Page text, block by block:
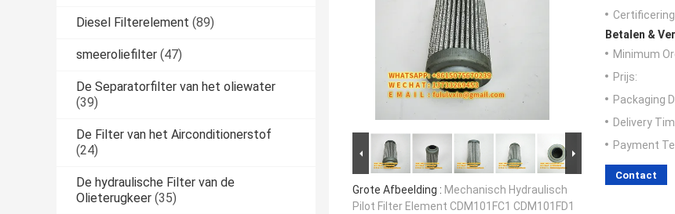
Diesel Filterelement (89)
smeeroliefilter (47)
De Separatorfilter van het oliewater
(39)
De Filter van het Airconditionerstof
(24)
De hydraulische Filter van de
Olieterugkeer (35)
Grote Afbeelding : Mechanisch Hydraulisch
Pilot Filter Element CDM101FC1 CDM101FD1
Betalen &
Minimum
Prijs:
Packaging
Delivery
Payment
Contact